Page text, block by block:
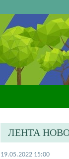
ЛЕНТА
19.05.2022 15:00